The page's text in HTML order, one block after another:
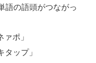
語の語頭がつながっ
ポ」
ップ」